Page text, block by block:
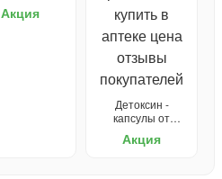
Акция
Детоксин -
капсулы от
Акция